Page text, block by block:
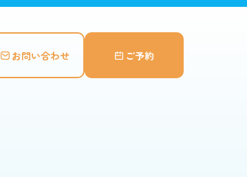
お問い合わせ ご予約